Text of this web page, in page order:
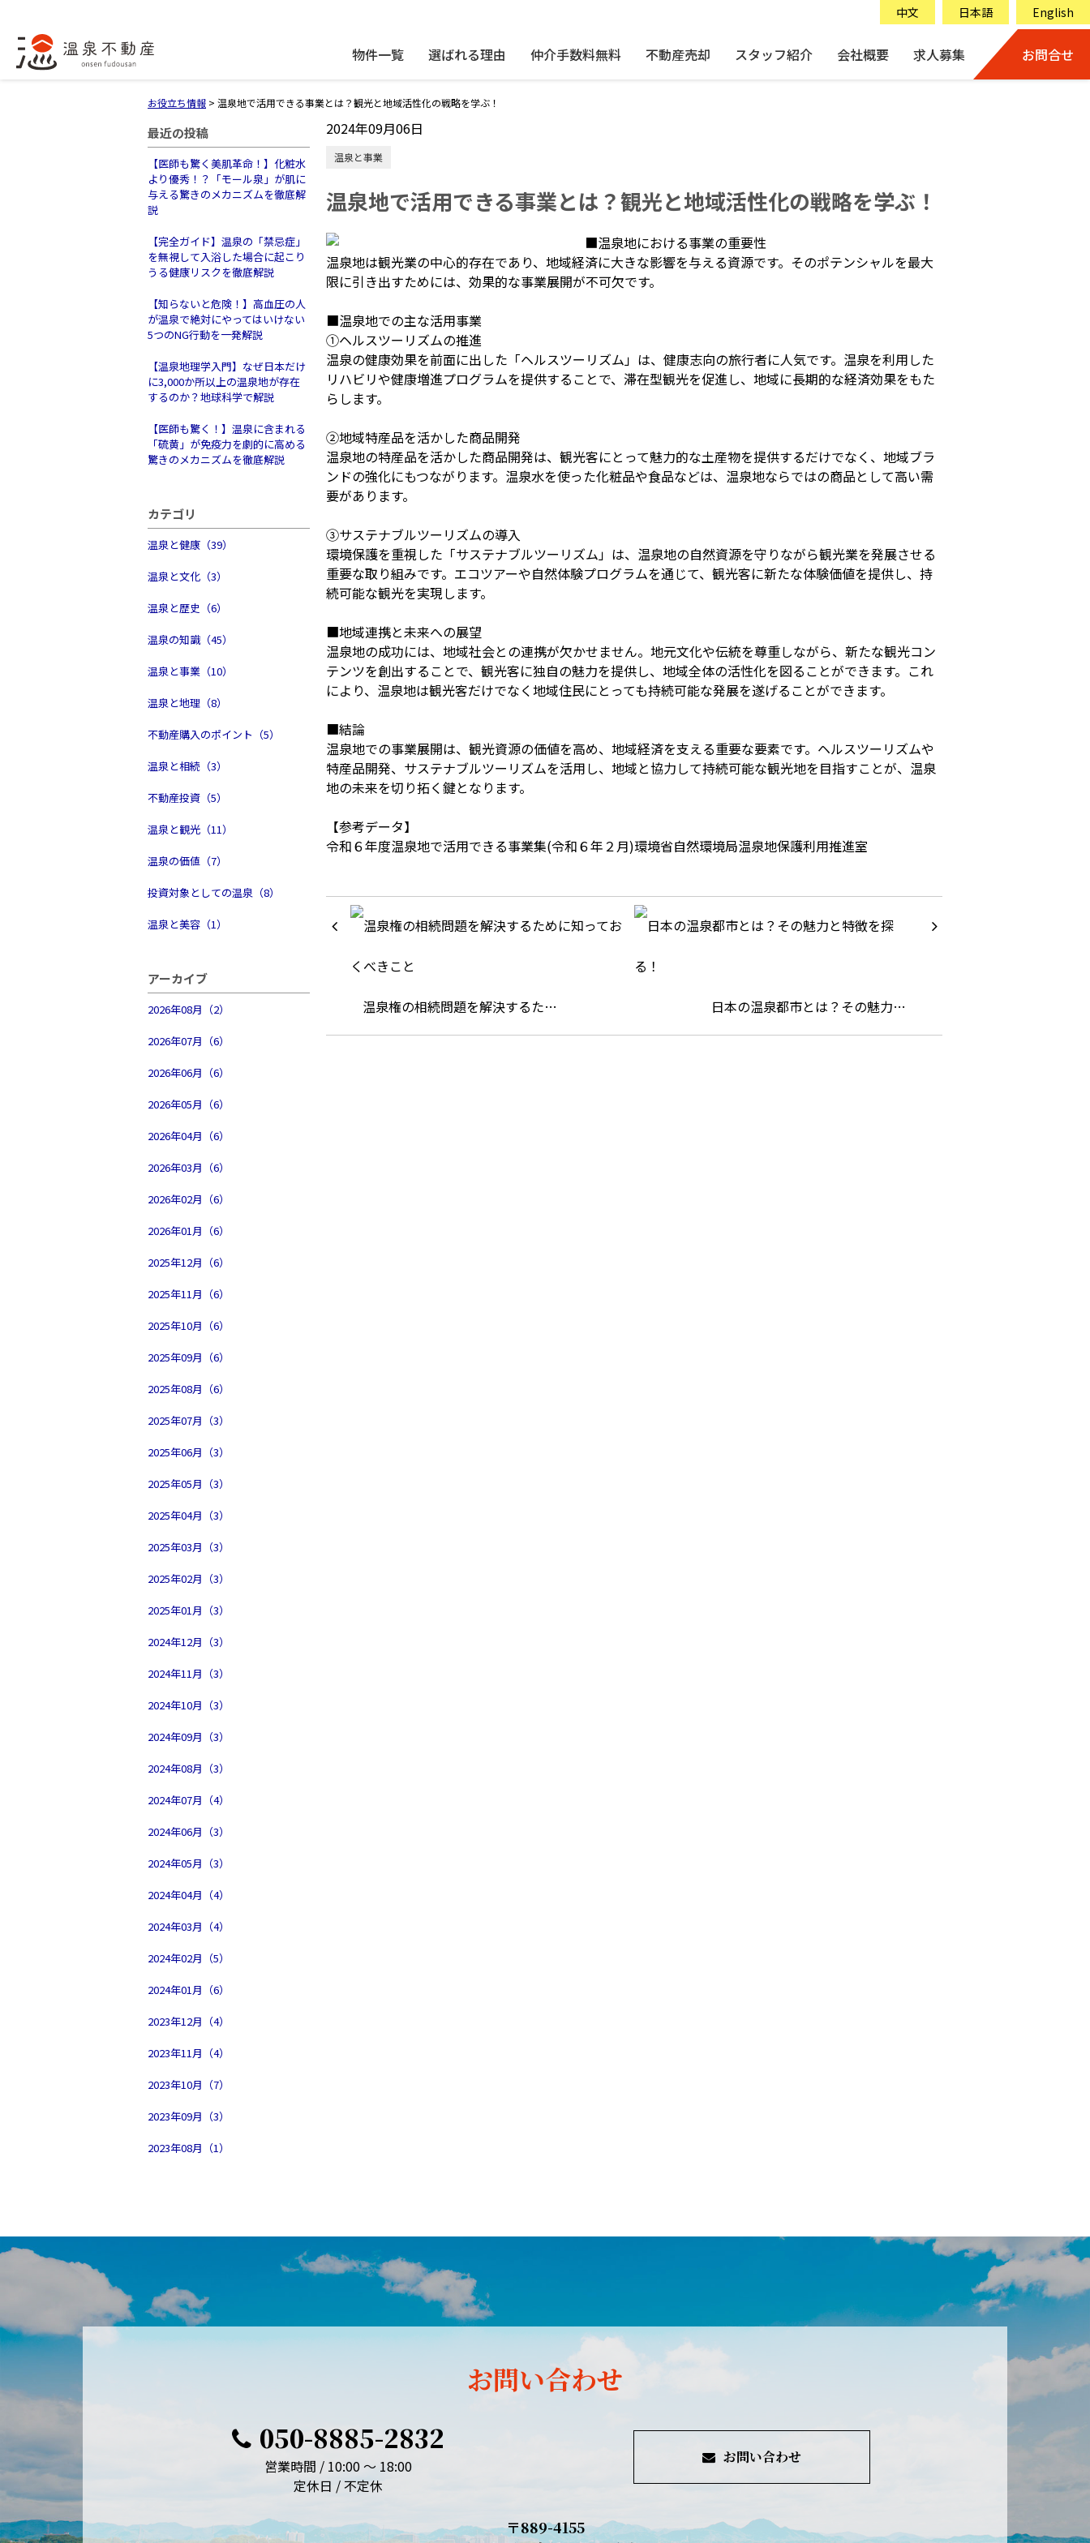
中文 日本語 English
物件一覧 選ばれる理由 仲介手数料無料 不動産売却 スタッフ紹介 会社概要 求人募集 お問合せ
お役立ち情報 > 温泉地で活用できる事業とは？観光と地域活性化の戦略を学ぶ！
最近の投稿
【医師も驚く美肌革命！】化粧水
より優秀！？「モール泉」が肌に
与える驚きのメカニズムを徹底解
説
【完全ガイド】温泉の「禁忌症」
を無視して入浴した場合に起こり
うる健康リスクを徹底解説
【知らないと危険！】高血圧の人
が温泉で絶対にやってはいけない
5つのNG行動を一発解説
【温泉地理学入門】なぜ日本だけ
に3,000か所以上の温泉地が存在
するのか？地球科学で解説
【医師も驚く！】温泉に含まれる
「硫黄」が免疫力を劇的に高める
驚きのメカニズムを徹底解説
カテゴリ
温泉と健康（39）
温泉と文化（3）
温泉と歴史（6）
温泉の知識（45）
温泉と事業（10）
温泉と地理（8）
不動産購入のポイント（5）
温泉と相続（3）
不動産投資（5）
温泉と観光（11）
温泉の価値（7）
投資対象としての温泉（8）
温泉と美容（1）
アーカイブ
2026年08月（2）
2026年07月（6）
2026年06月（6）
2026年05月（6）
2026年04月（6）
2026年03月（6）
2026年02月（6）
2026年01月（6）
2025年12月（6）
2025年11月（6）
2025年10月（6）
2025年09月（6）
2025年08月（6）
2025年07月（3）
2025年06月（3）
2025年05月（3）
2025年04月（3）
2025年03月（3）
2025年02月（3）
2025年01月（3）
2024年12月（3）
2024年11月（3）
2024年10月（3）
2024年09月（3）
2024年08月（3）
2024年07月（4）
2024年06月（3）
2024年05月（3）
2024年04月（4）
2024年03月（4）
2024年02月（5）
2024年01月（6）
2023年12月（4）
2023年11月（4）
2023年10月（7）
2023年09月（3）
2023年08月（1）
2024年09月06日
温泉と事業
温泉地で活用できる事業とは？観光と地域活性化の戦略を学ぶ！
■温泉地における事業の重要性
温泉地は観光業の中心的存在であり、地域経済に大きな影響を与える資源です。そのポテンシャルを最大
限に引き出すためには、効果的な事業展開が不可欠です。
■温泉地での主な活用事業
①ヘルスツーリズムの推進
温泉の健康効果を前面に出した「ヘルスツーリズム」は、健康志向の旅行者に人気です。温泉を利用した
リハビリや健康増進プログラムを提供することで、滞在型観光を促進し、地域に長期的な経済効果をもた
らします。
②地域特産品を活かした商品開発
温泉地の特産品を活かした商品開発は、観光客にとって魅力的な土産物を提供するだけでなく、地域ブラ
ンドの強化にもつながります。温泉水を使った化粧品や食品などは、温泉地ならではの商品として高い需
要があります。
③サステナブルツーリズムの導入
環境保護を重視した「サステナブルツーリズム」は、温泉地の自然資源を守りながら観光業を発展させる
重要な取り組みです。エコツアーや自然体験プログラムを通じて、観光客に新たな体験価値を提供し、持
続可能な観光を実現します。
■地域連携と未来への展望
温泉地の成功には、地域社会との連携が欠かせません。地元文化や伝統を尊重しながら、新たな観光コン
テンツを創出することで、観光客に独自の魅力を提供し、地域全体の活性化を図ることができます。これ
により、温泉地は観光客だけでなく地域住民にとっても持続可能な発展を遂げることができます。
■結論
温泉地での事業展開は、観光資源の価値を高め、地域経済を支える重要な要素です。ヘルスツーリズムや
特産品開発、サステナブルツーリズムを活用し、地域と協力して持続可能な観光地を目指すことが、温泉
地の未来を切り拓く鍵となります。
【参考データ】
令和６年度温泉地で活用できる事業集(令和６年２月)環境省自然環境局温泉地保護利用推進室
温泉権の相続問題を解決するた… 日本の温泉都市とは？その魅力…
お問い合わせ
050-8885-2832
営業時間 / 10:00 ～ 18:00
定休日 / 不定休
お問い合わせ
〒889-4155